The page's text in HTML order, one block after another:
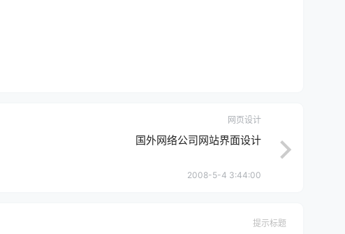
网页设计
国外网络公司网站界面设计
2008-5-4 3:44:00
提示标题